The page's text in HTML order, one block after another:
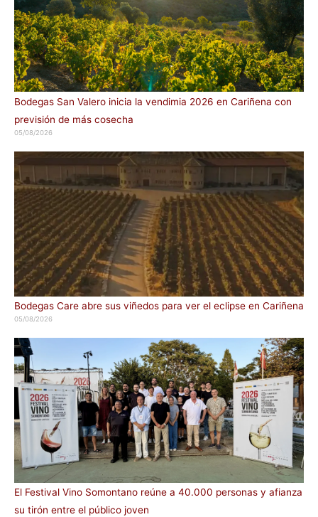
Bodegas San Valero inicia la vendimia 2026 en Cariñena con
previsión de más cosecha
05/08/2026
Bodegas Care abre sus viñedos para ver el eclipse en Cariñena
05/08/2026
El Festival Vino Somontano reúne a 40.000 personas y afianza
su tirón entre el público joven